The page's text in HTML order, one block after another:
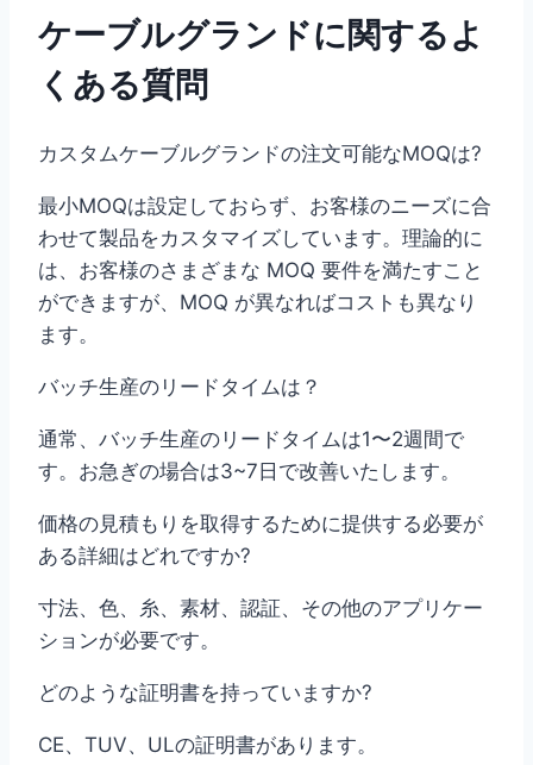
ケーブルグランドに関するよ
くある質問
カスタムケーブルグランドの注文可能なMOQは?
最小MOQは設定しておらず、お客様のニーズに合
わせて製品をカスタマイズしています。理論的に
は、お客様のさまざまな MOQ 要件を満たすこと
ができますが、MOQ が異なればコストも異なり
ます。
バッチ生産のリードタイムは？
通常、バッチ生産のリードタイムは1〜2週間で
す。お急ぎの場合は3~7日で改善いたします。
価格の見積もりを取得するために提供する必要が
ある詳細はどれですか?
寸法、色、糸、素材、認証、その他のアプリケー
ションが必要です。
どのような証明書を持っていますか?
CE、TUV、ULの証明書があります。